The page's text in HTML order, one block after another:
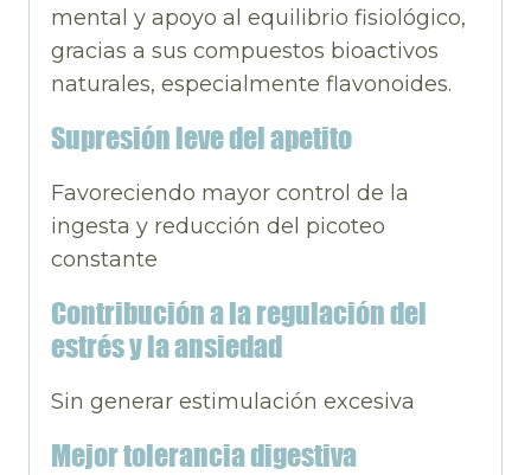
mental y apoyo al equilibrio fisiológico,
gracias a sus compuestos bioactivos
naturales, especialmente flavonoides.
Supresión leve del apetito
Favoreciendo mayor control de la
ingesta y reducción del picoteo
constante
Contribución a la regulación del
estrés y la ansiedad
Sin generar estimulación excesiva
Mejor tolerancia digestiva